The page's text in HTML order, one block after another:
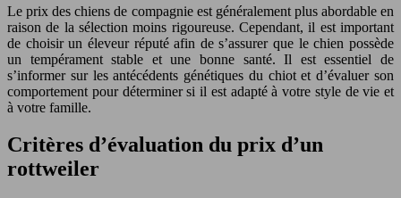
Le prix des chiens de compagnie est généralement plus abordable en
raison de la sélection moins rigoureuse. Cependant, il est important
de choisir un éleveur réputé afin de s’assurer que le chien possède
un tempérament stable et une bonne santé. Il est essentiel de
s’informer sur les antécédents génétiques du chiot et d’évaluer son
comportement pour déterminer si il est adapté à votre style de vie et
à votre famille.
Critères d’évaluation du prix d’un
rottweiler